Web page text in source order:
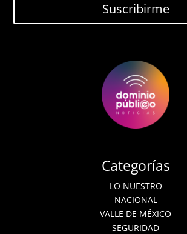
Suscribirme
Categorías
LO NUESTRO
NACIONAL
VALLE DE MÉXICO
SEGURIDAD